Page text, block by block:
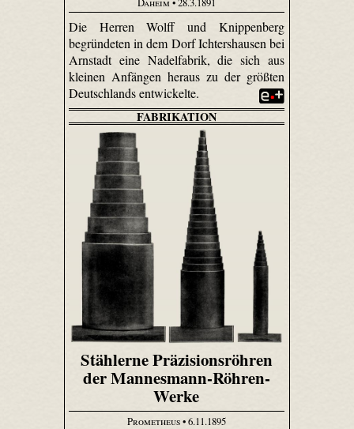
Die Herren Wolff und Knippenberg
begründeten in dem Dorf Ichtershausen bei
Arnstadt eine Nadelfabrik, die sich aus
kleinen Anfängen heraus zu der größten
Deutschlands entwickelte.
FABRIKATION
Stählerne Präzisionsröhren
der Mannesmann-Röhren-
Werke
Prometheus• 6.11.1895